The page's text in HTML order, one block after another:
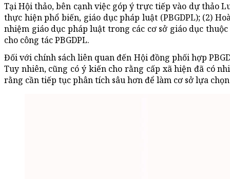
Tại Hội thảo, bên cạnh việc góp ý trực tiếp vào dự thảo
thực hiện phổ biến, giáo dục pháp luật (PBGDPL); (2)
nhiệm giáo dục pháp luật trong các cơ sở giáo dục
cho công tác PBGDPL.
Đối với chính sách liên quan đến Hội đồng phối hợp
Tuy nhiên, cũng có ý kiến cho rằng cấp xã hiện đã có
rằng cần tiếp tục phân tích sâu hơn để làm cơ sở lựa